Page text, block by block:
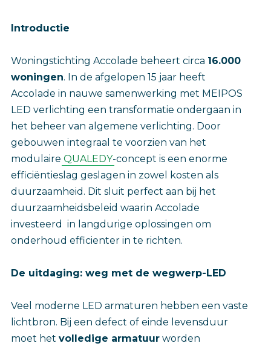
Introductie
Woningstichting Accolade beheert circa 16.000
woningen. In de afgelopen 15 jaar heeft
Accolade in nauwe samenwerking met MEIPOS
LED verlichting een transformatie ondergaan in
het beheer van algemene verlichting. Door
gebouwen integraal te voorzien van het
modulaire QUALEDY-concept is een enorme
efficiëntieslag geslagen in zowel kosten als
duurzaamheid. Dit sluit perfect aan bij het
duurzaamheidsbeleid waarin Accolade
investeerd in langdurige oplossingen om
onderhoud efficienter in te richten.
De uitdaging: weg met de wegwerp-LED
Veel moderne LED armaturen hebben een vaste
lichtbron. Bij een defect of einde levensduur
moet het volledige armatuur worden